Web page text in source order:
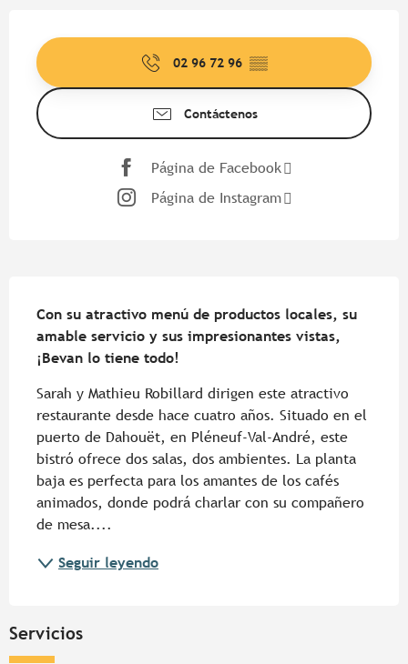
02 96 72 96 ▒▒
Contáctenos
Página de Facebook
Página de Instagram
Con su atractivo menú de productos locales, su
amable servicio y sus impresionantes vistas,
¡Bevan lo tiene todo!
Sarah y Mathieu Robillard dirigen este atractivo
restaurante desde hace cuatro años. Situado en el
puerto de Dahouët, en Pléneuf-Val-André, este
bistró ofrece dos salas, dos ambientes. La planta
baja es perfecta para los amantes de los cafés
animados, donde podrá charlar con su compañero
de mesa....
Seguir leyendo
Servicios